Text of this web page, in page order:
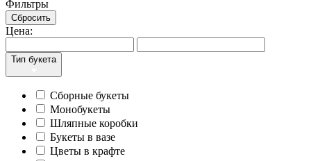
Фильтры
Сбросить
Цена:
Тип букета
Сборные букеты
Монобукеты
Шляпные коробки
Букеты в вазе
Цветы в крафте